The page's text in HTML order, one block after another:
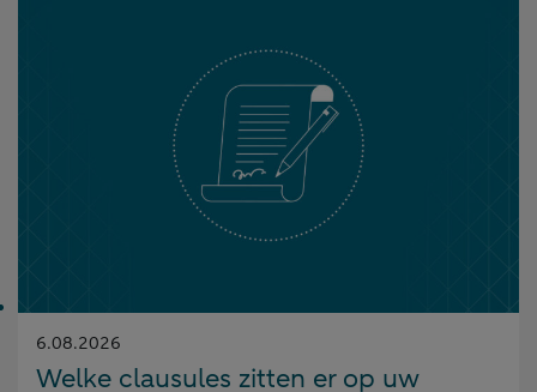
Gepubliceerd
op:
6.08.2026
Welke clausules zitten er op uw